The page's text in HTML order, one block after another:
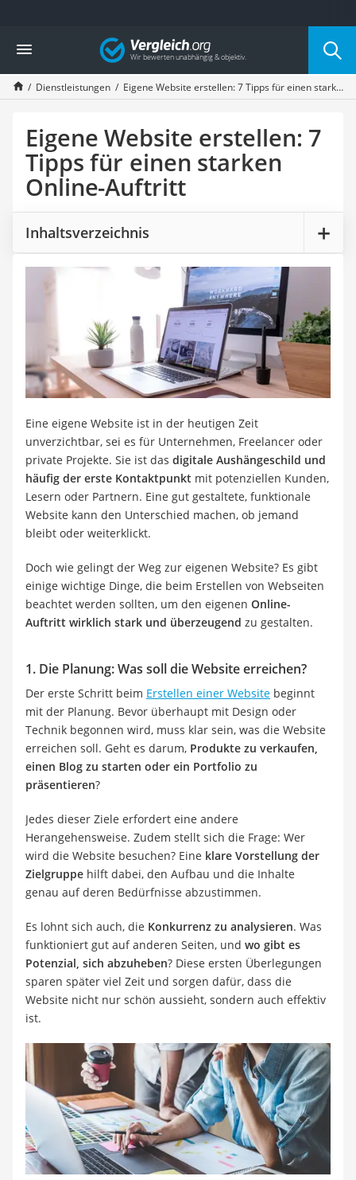
Die beliebtesten Vergleiche nach Kategorie
Service
Cannabissamen kaufen
Bücher verkaufen
Online-Apotheke
Cannabis-Rezept
Auto-Abo
T-Shirt bedrucken
Goldankauf
Singlereisen
Wassertest
Neuwagen-Rabatt
Handyversicherung
Auto verkaufen
Strom und Gas (Kombitarif)
Elektronische Schließanlage
Immobilienportal
Ticketportale
Kündigungsservice
Service
Vergleich
Dienstleistungen Eigene Website erstellen: 7 Tipps für einen starken Online-Auftritt
Eigene Website erstellen: 7
Tipps für einen starken
Online-Auftritt
Inhaltsverzeichnis
Eine eigene Website ist in der heutigen Zeit
unverzichtbar, sei es für Unternehmen, Freelancer oder
private Projekte. Sie ist das digitale Aushängeschild und
häufig der erste Kontaktpunkt mit potenziellen Kunden,
Lesern oder Partnern. Eine gut gestaltete, funktionale
Website kann den Unterschied machen, ob jemand
bleibt oder weiterklickt.
Doch wie gelingt der Weg zur eigenen Website? Es gibt
einige wichtige Dinge, die beim Erstellen von Webseiten
beachtet werden sollten, um den eigenen Online-
Auftritt wirklich stark und überzeugend zu gestalten.
1. Die Planung: Was soll die Website erreichen?
Der erste Schritt beim Erstellen einer Website beginnt
mit der Planung. Bevor überhaupt mit Design oder
Technik begonnen wird, muss klar sein, was die Website
erreichen soll. Geht es darum, Produkte zu verkaufen,
einen Blog zu starten oder ein Portfolio zu
präsentieren?
Jedes dieser Ziele erfordert eine andere
Herangehensweise. Zudem stellt sich die Frage: Wer
wird die Website besuchen? Eine klare Vorstellung der
Zielgruppe hilft dabei, den Aufbau und die Inhalte
genau auf deren Bedürfnisse abzustimmen.
Es lohnt sich auch, die Konkurrenz zu analysieren. Was
funktioniert gut auf anderen Seiten, und wo gibt es
Potenzial, sich abzuheben? Diese ersten Überlegungen
sparen später viel Zeit und sorgen dafür, dass die
Website nicht nur schön aussieht, sondern auch effektiv
ist.